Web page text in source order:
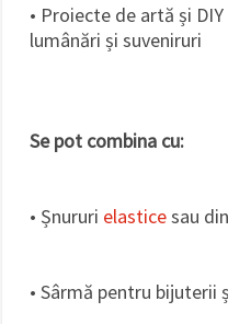
• Proiecte de artă și
lumânări și suveniruri
Se pot combina cu:
• Șnururi elasticesau
• Sârmă pentru